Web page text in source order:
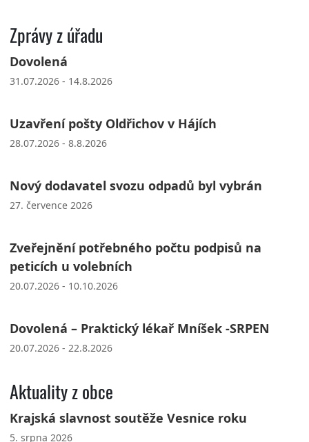
Zprávy z úřadu
Dovolená
31.07.2026 - 14.8.2026
Uzavření pošty Oldřichov v Hájích
28.07.2026 - 8.8.2026
Nový dodavatel svozu odpadů byl vybrán
27. července 2026
Zveřejnění potřebného počtu podpisů na
peticích u volebních
20.07.2026 - 10.10.2026
Dovolená – Praktický lékař Mníšek -SRPEN
20.07.2026 - 22.8.2026
Aktuality z obce
Krajská slavnost soutěže Vesnice roku
5. srpna 2026